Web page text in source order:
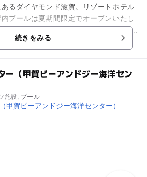
るダイヤモンド滋賀。リゾートホテル
プールは夏期間限定でオープンいたし
キラふり注ぐ25ｍプールで目いっぱい泳
続きをみる
ー（甲賀ビーアンドジー海洋セン
施設, プール